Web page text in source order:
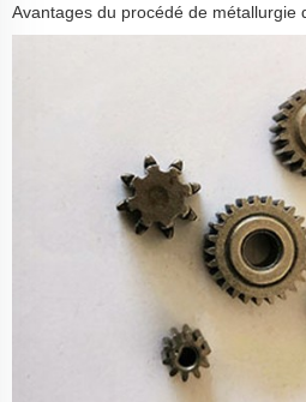
Avantages du procédé de métallurgie